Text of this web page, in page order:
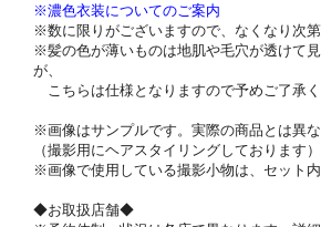
※濃色衣装についてのご案内
※数に限りがございますので、なくなり次第
※髪の色が薄いものは地肌や毛穴が透けて
が、
こちらは仕様となりますので予めご了承く
※画像はサンプルです。実際の商品とは異な
（撮影用にヘアスタイリングしております）
※画像で使用している撮影小物は、セット内
◆お取扱店舗◆